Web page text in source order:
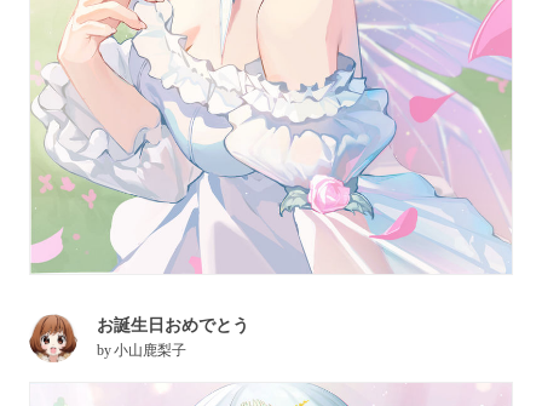
お誕生日おめでとう
by小山鹿梨子